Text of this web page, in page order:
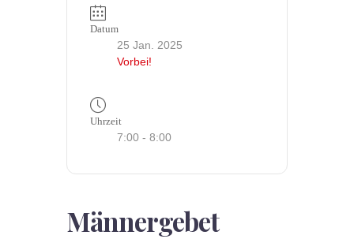
Datum
25 Jan. 2025
Vorbei!
Uhrzeit
7:00 - 8:00
Männergebet